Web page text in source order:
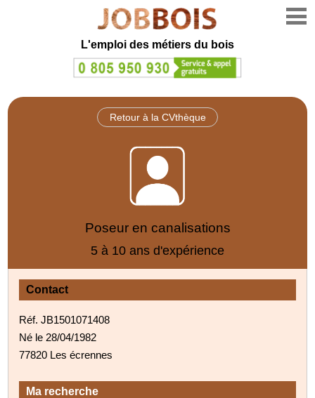
L'emploi des métiers du bois
Retour à la CVthèque
Poseur en canalisations
5 à 10 ans d'expérience
Contact
Réf. JB1501071408
Né le 28/04/1982
77820 Les écrennes
Ma recherche